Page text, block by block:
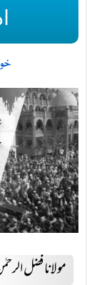
مولانا فضل